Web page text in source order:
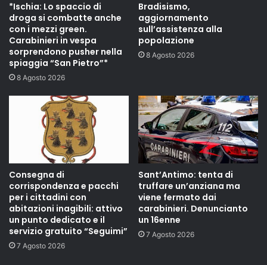
*Ischia: Lo spaccio di
droga si combatte anche
con i mezzi green.
Carabinieri in vespa
sorprendono pusher nella
spiaggia “San Pietro”*
8 Agosto 2026
Bradisismo,
aggiornamento
sull’assistenza alla
popolazione
8 Agosto 2026
Consegna di
corrispondenza e pacchi
per i cittadini con
abitazioni inagibili: attivo
un punto dedicato e il
servizio gratuito “Seguimi”
7 Agosto 2026
Sant’Antimo: tenta di
truffare un’anziana ma
viene fermato dai
carabinieri. Denuncianto
un 16enne
7 Agosto 2026